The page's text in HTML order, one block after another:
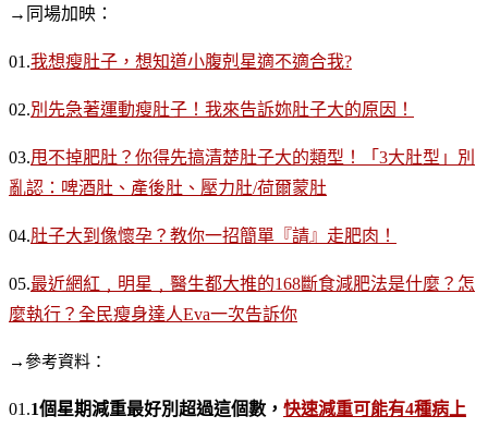
→同場加映：
01.我想瘦肚子，想知道小腹剋星適不適合我?
02.別先急著運動瘦肚子！我來告訴妳肚子大的原因！
03.甩不掉肥肚？你得先搞清楚肚子大的類型！「3大肚型」別
亂認：啤酒肚、產後肚、壓力肚/荷爾蒙肚
04.肚子大到像懷孕？教你一招簡單『請』走肥肉！
05.最近網紅﹐明星﹐醫生都大推的168斷食減肥法是什麼？怎
麼執行？全民瘦身達人Eva一次告訴你
→參考資料：
01.1個星期減重最好別超過這個數， 快速減重可能有4種病上